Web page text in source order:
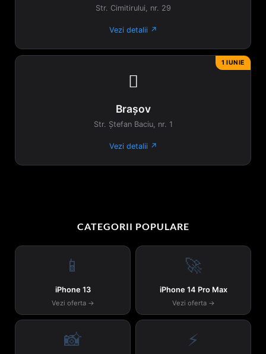
Str. Cimitirului, nr. 29
Vezi detalii ↗
1 IUNIE

Brașov
Str. Ștefan Baciu, nr. 1
Vezi detalii ↗
CATEGORII POPULARE
📱
iPhone 13
Vezi oferta →
🚀
iPhone 14 Pro Max
Vezi oferta →
📸 ⚡